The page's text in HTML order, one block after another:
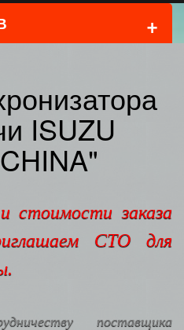
+
ISUZU
стоимости заказа
СТО для
поставщика